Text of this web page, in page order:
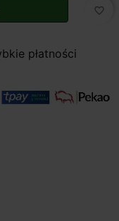
favorite_border
płatności